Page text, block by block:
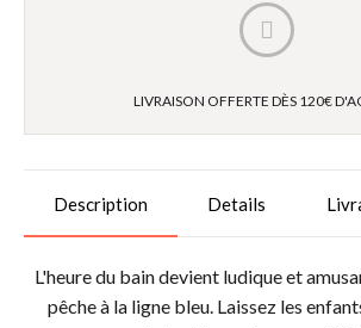
LIVRAISON OFFERTE DÈS 120€
Description Details
L'heure du bain devient ludique et
pêche à la ligne bleu. Laissez les